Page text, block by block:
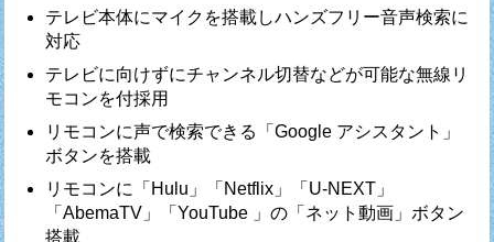
テレビ本体にマイクを搭載しハンズフリー音声検索に
対応
テレビに向けずにチャンネル切替などが可能な無線リ
モコンを付採用
リモコンに声で検索できる「Google アシスタント」
ボタンを搭載
リモコンに「Hulu」「Netflix」「U-NEXT」
「AbemaTV」「YouTube 」の「ネット動画」ボタン
搭載